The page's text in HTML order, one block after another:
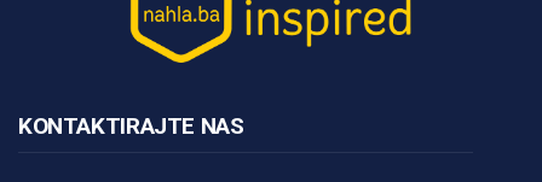
KONTAKTIRAJTE NAS